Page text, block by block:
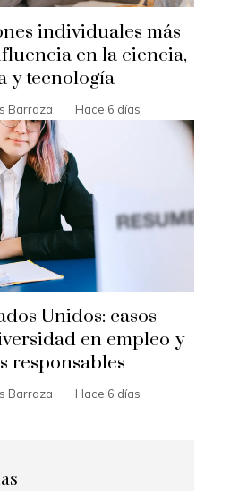
individuales más
en la ciencia,
y tecnología
Barraza Hace 6 días
Unidos: casos
en empleo y
responsables
Barraza Hace 6 días